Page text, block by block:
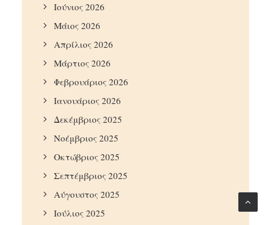
Ιούνιος 2026
Μάιος 2026
Απρίλιος 2026
Μάρτιος 2026
Φεβρουάριος 2026
Ιανουάριος 2026
Δεκέμβριος 2025
Νοέμβριος 2025
Οκτώβριος 2025
Σεπτέμβριος 2025
Αύγουστος 2025
Ιούλιος 2025